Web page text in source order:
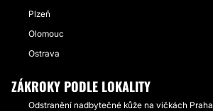
Plzeň
Olomouc
Ostrava
ZÁKROKY PODLE LOKALITY
Odstranění nadbytečné kůže na víčkách Praha